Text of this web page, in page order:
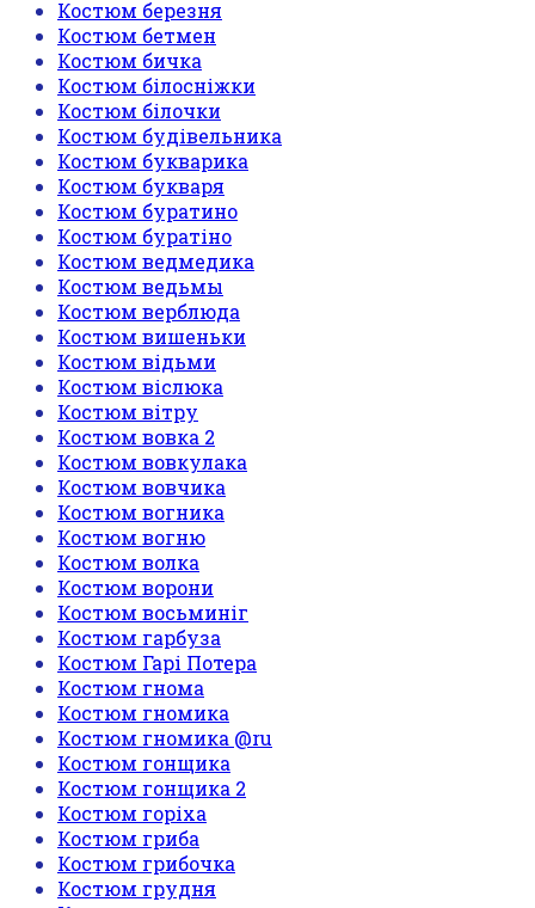
Костюм березня
Костюм бетмен
Костюм бичка
Костюм білосніжки
Костюм білочки
Костюм будівельника
Костюм букварика
Костюм букваря
Костюм буратино
Костюм буратіно
Костюм ведмедика
Костюм ведьмы
Костюм верблюда
Костюм вишеньки
Костюм відьми
Костюм віслюка
Костюм вітру
Костюм вовка 2
Костюм вовкулака
Костюм вовчика
Костюм вогника
Костюм вогню
Костюм волка
Костюм ворони
Костюм восьминіг
Костюм гарбуза
Костюм Гарі Потера
Костюм гнома
Костюм гномика
Костюм гномика @ru
Костюм гонщика
Костюм гонщика 2
Костюм горіха
Костюм гриба
Костюм грибочка
Костюм грудня